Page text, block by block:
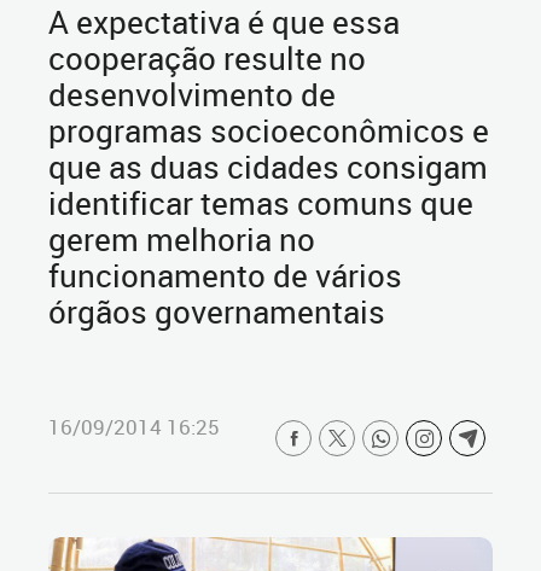
A expectativa é que essa
cooperação resulte no
desenvolvimento de
programas socioeconômicos e
que as duas cidades consigam
identificar temas comuns que
gerem melhoria no
funcionamento de vários
órgãos governamentais
16/09/2014 16:25